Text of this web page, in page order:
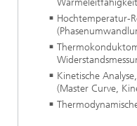
Wärmeleitfähigkeit
Hochtemperatur-
Kinetische
(Master Curve,